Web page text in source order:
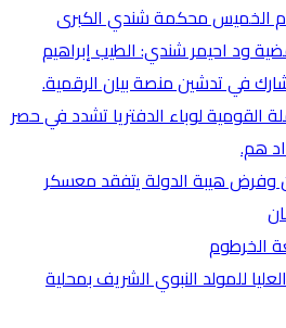
الخميس محكمة شندي الكبرى
ود احيمر شندي: الطيب إبراهيم
يشارك في تدشين منصة بيان الرقمية.
القومية لوباء الدفتريا تشدد في حصر
هم.
وفرض هيبة الدولة يتفقد معسكر
الخرطوم
للمولد النبوي الشريف بمحلية